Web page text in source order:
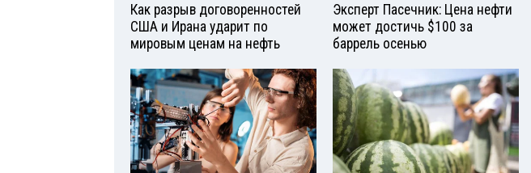
Как разрыв договоренностей
США и Ирана ударит по
мировым ценам на нефть
Эксперт Пасечник: Цена нефти
может достичь $100 за
баррель осенью